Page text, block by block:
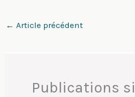
← Article précédent
Publications